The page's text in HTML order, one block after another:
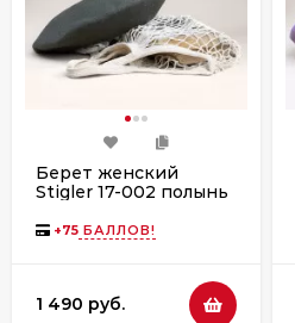
Берет женский
Stigler 17-002 полынь
+75 БАЛЛОВ!
1 490 руб.